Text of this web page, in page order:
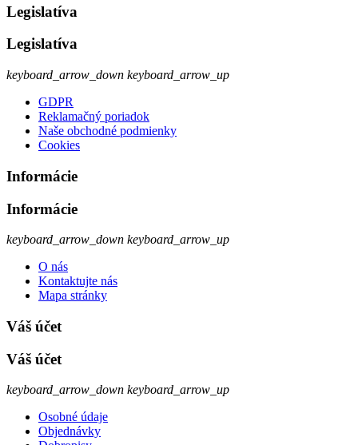
Legislatíva
Legislatíva
keyboard_arrow_down keyboard_arrow_up
GDPR
Reklamačný poriadok
Naše obchodné podmienky
Cookies
Informácie
Informácie
keyboard_arrow_down keyboard_arrow_up
O nás
Kontaktujte nás
Mapa stránky
Váš účet
Váš účet
keyboard_arrow_down keyboard_arrow_up
Osobné údaje
Objednávky